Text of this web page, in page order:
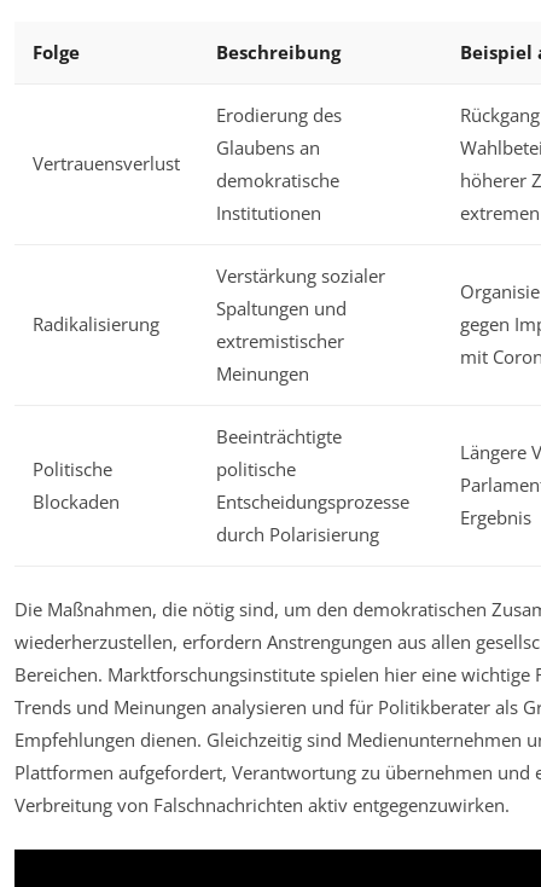
Folge Beschreibung Beispiel
Vertrauensverlust
Erodierung des
Glaubens an
demokratische
Institutionen
höherer
Radikalisierung
Verstärkung sozialer
Spaltungen und
extremistischer
Meinungen
gegen
mit
Politische
Blockaden
Beeinträchtigte
politische
Entscheidungsprozesse
durch Polarisierung
Längere
Ergebnis
Die Maßnahmen, die nötig sind, um den demokratischen
wiederherzustellen, erfordern Anstrengungen aus allen
Bereichen. Marktforschungsinstitute spielen hier eine wichtige
Trends und Meinungen analysieren und für Politikberater als
Empfehlungen dienen. Gleichzeitig sind Medienunternehmen
Plattformen aufgefordert, Verantwortung zu übernehmen und
Verbreitung von Falschnachrichten aktiv entgegenzuwirken.